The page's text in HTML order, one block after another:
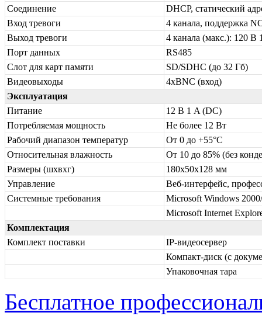
Соединение
DHCP, статический
Вход тревоги
4 канала, поддержка
Выход тревоги
4 канала (макс.): 120
Порт данных
RS485
Слот для карт памяти
SD/SDHC (до 32 Гб)
Видеовыходы
4хBNC (вход)
Эксплуатация
Питание
12 В 1 A (DC)
Потребляемая мощность
Не более 12 Вт
Рабочий диапазон температур
От 0 до +55°С
Относительная влажность
От 10 до 85% (без
Размеры (шхвхг)
180х50х128 мм
Управление
Веб-интерфейс,
Системные требования
Microsoft Windows
Microsoft Internet
Комплектация
Комплект поставки
IP-видеосервер
Компакт-диск (с
Упаковочная тара
Бесплатное